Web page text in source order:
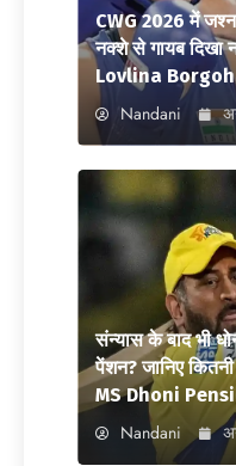
CWG 2026 में जश्न
नक्शे से गायब दिखा
Lovlina
Nandani
संन्यास के बाद भी
पेंशन? जानिए
MS Dhoni
Nandani